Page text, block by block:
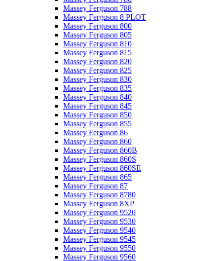
Massey Ferguson 788
Massey Ferguson 8 PLOT
Massey Ferguson 800
Massey Ferguson 805
Massey Ferguson 810
Massey Ferguson 815
Massey Ferguson 820
Massey Ferguson 825
Massey Ferguson 830
Massey Ferguson 835
Massey Ferguson 840
Massey Ferguson 845
Massey Ferguson 850
Massey Ferguson 855
Massey Ferguson 86
Massey Ferguson 860
Massey Ferguson 860B
Massey Ferguson 860S
Massey Ferguson 860SE
Massey Ferguson 865
Massey Ferguson 87
Massey Ferguson 8780
Massey Ferguson 8XP
Massey Ferguson 9520
Massey Ferguson 9530
Massey Ferguson 9540
Massey Ferguson 9545
Massey Ferguson 9550
Massey Ferguson 9560